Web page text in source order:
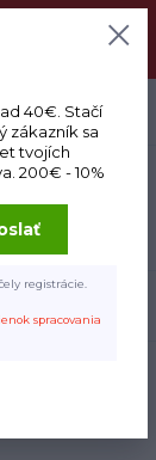
BOX ), 50€
Menu
40€. Stačí
zákazník sa
tvojích
200€ - 10%
registrácie.
spracovania